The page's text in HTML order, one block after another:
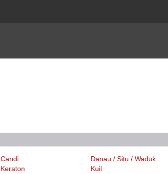
Candi Danau / Situ / Waduk
Keraton Kuil